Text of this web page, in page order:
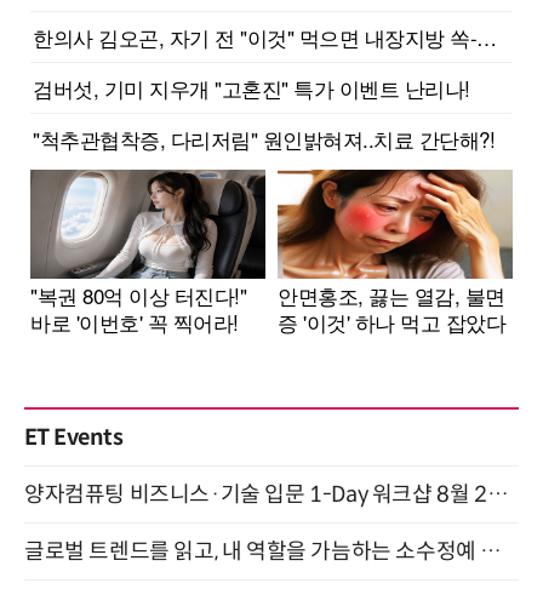
ET Events
양자컴퓨팅 비즈니스·기술 입문 1-Day 워크샵 8월 28일 개최
글로벌 트렌드를 읽고, 내 역할을 가늠하는 소수정예 실습 워크숍 (8/28)